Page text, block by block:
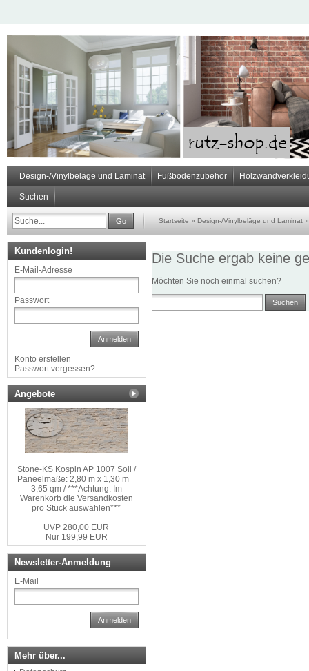
Design-/Vinylbeläge und Laminat Fußbodenzubehör
Suchen
Go Startseite » Design-/Vinylbeläge und Laminat
Die Suche ergab keine
Möchten Sie noch einmal suchen?
Suchen
Kundenlogin!
E-Mail-Adresse
Passwort
Anmelden
Konto erstellen
Passwort vergessen?
Angebote
Stone-KS Kospin AP 1007 Soil /
Paneelmaße: 2,80 m x 1,30 m =
3,65 qm / ***Achtung: Im
Warenkorb die Versandkosten
pro Stück auswählen***
UVP 280,00 EUR
Nur 199,99 EUR
Newsletter-Anmeldung
E-Mail
Anmelden
Mehr über...